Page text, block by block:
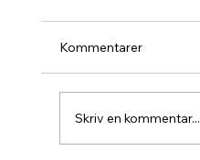
Kommentarer
Skriv en kommentar...